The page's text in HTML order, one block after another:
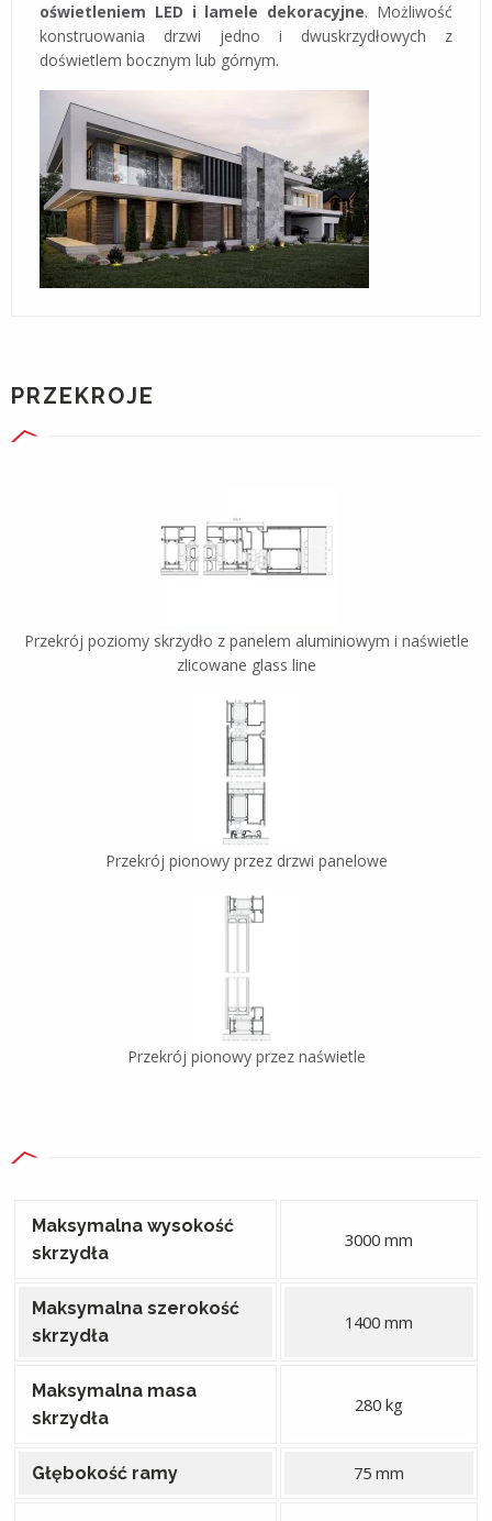
oświetleniem LED i lamele dekoracyjne. Możliwość
konstruowania drzwi jedno i dwuskrzydłowych z
doświetlem bocznym lub górnym.
PRZEKROJE
Przekrój poziomy skrzydło z panelem aluminiowym i naświetle
zlicowane glass line
Przekrój pionowy przez drzwi panelowe
Przekrój pionowy przez naświetle
Maksymalna wysokość
skrzydła
3000 mm
Maksymalna szerokość
skrzydła
1400 mm
Maksymalna masa
skrzydła
280 kg
Głębokość ramy 75 mm